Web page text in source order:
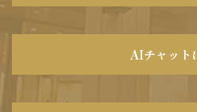
AIチャット